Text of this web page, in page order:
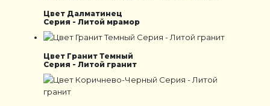
Цвет Далматинец
Серия - Литой мрамор
Цвет Гранит Темный
Серия - Литой гранит